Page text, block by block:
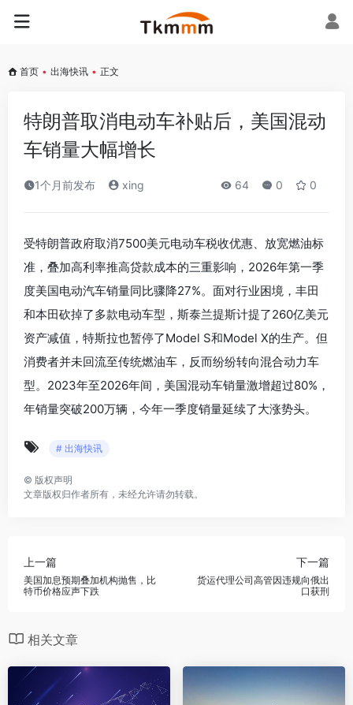
首页 • 出海快讯 • 正文
特朗普取消电动车补贴后，美国混动
车销量大幅增长
1个月前发布 xing 64 0 0
受特朗普政府取消7500美元电动车税收优惠、放宽燃油标
准，叠加高利率推高贷款成本的三重影响，2026年第一季
度美国电动汽车销量同比骤降27%。面对行业困境，丰田
和本田砍掉了多款电动车型，斯泰兰提斯计提了260亿美元
资产减值，特斯拉也暂停了Model S和Model X的生产。但
消费者并未回流至传统燃油车，反而纷纷转向混合动力车
型。2023年至2026年间，美国混动车销量激增超过80%，
年销量突破200万辆，今年一季度销量延续了大涨势头。
# 出海快讯
© 版权声明
文章版权归作者所有，未经允许请勿转载。
上一篇
美国加息预期叠加机构抛售，比
特币价格应声下跌
下一篇
货运代理公司高管因违规向俄出
口获刑
相关文章